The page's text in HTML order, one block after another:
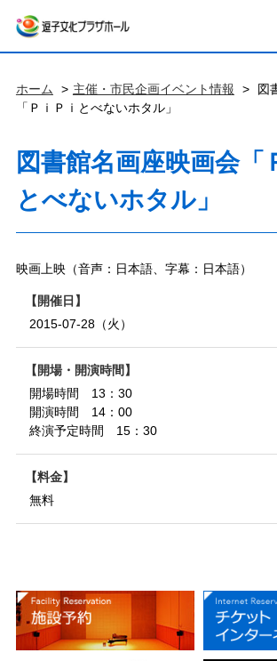
ホーム 主催・市民企画イベント情報
図
「ＰｉＰｉとべないホタル」
図書館名画座映画会「
とべないホタル」
映画上映（音声：日本語、字幕：日本語）
開催日
2015-07-28（火）
開場・開演時間
開場時間 13：30
開演時間 14：00
終演予定時間 15：30
料金
無料